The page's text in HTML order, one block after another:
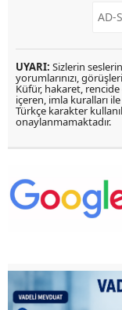
UYARI: Sizlerin
yorumlarınızı,
Küfür, hakaret, rencide
içeren, imla kuralları ile
Türkçe karakter
onaylanmamaktadır.